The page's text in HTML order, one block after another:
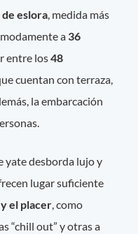
eslora, medida más
a 36
entre los48
cuentan con terraza,
la embarcación
yate desborda lujo y
lugar suficiente
el placer, como
“chill out” y otras a